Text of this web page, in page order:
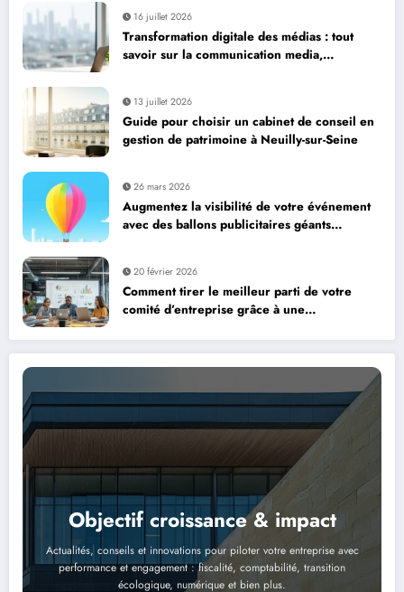
16 juillet 2026
Transformation digitale des médias : tout
savoir sur la communication media,
13 juillet 2026
Guide pour choisir un cabinet de conseil en
gestion de patrimoine à Neuilly-sur-Seine
26 mars 2026
Augmentez la visibilité de votre événement
avec des ballons publicitaires géants
20 février 2026
Comment tirer le meilleur parti de votre
comité d’entreprise grâce à une
partenaires sociaux ?
Objectif croissance & impact
Actualités, conseils et innovations pour piloter votre entreprise avec
performance et engagement : fiscalité, comptabilité, transition
écologique, numérique et bien plus.